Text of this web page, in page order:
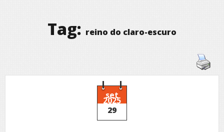
Tag: reino do claro-escuro
set
2025
29